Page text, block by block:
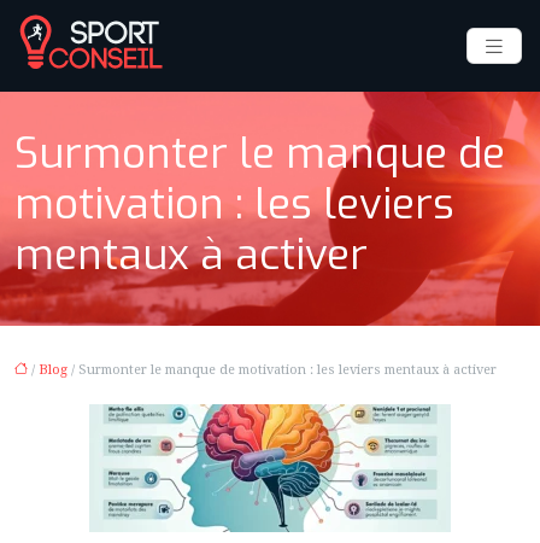
Surmonter le manque de
motivation : les leviers
mentaux à activer
/ Blog / Surmonter le manque de motivation : les leviers mentaux à activer